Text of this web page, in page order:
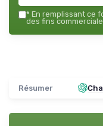
* En remplissant ce
des fins
Résumer